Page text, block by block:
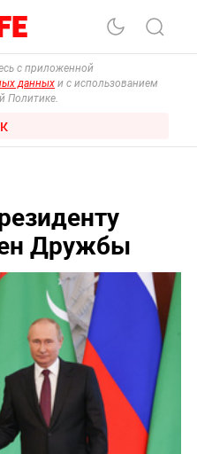
с приложенной
данных и с использованием
Политике.
Дружбы